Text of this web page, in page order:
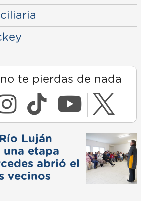
te pierdas de nada
Luján
una etapa
abrió el
vecinos